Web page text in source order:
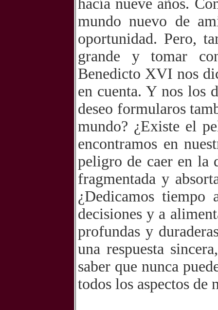
hacía nueve años.
mundo nuevo de
oportunidad. Pero,
grande y tomar
Benedicto XVI nos
en cuenta. Y nos los
deseo formularos
mundo? ¿Existe el
encontramos en
peligro de caer en la
fragmentada y
¿Dedicamos tiempo
decisiones y a
profundas y
una respuesta
saber que nunca
todos los aspectos de